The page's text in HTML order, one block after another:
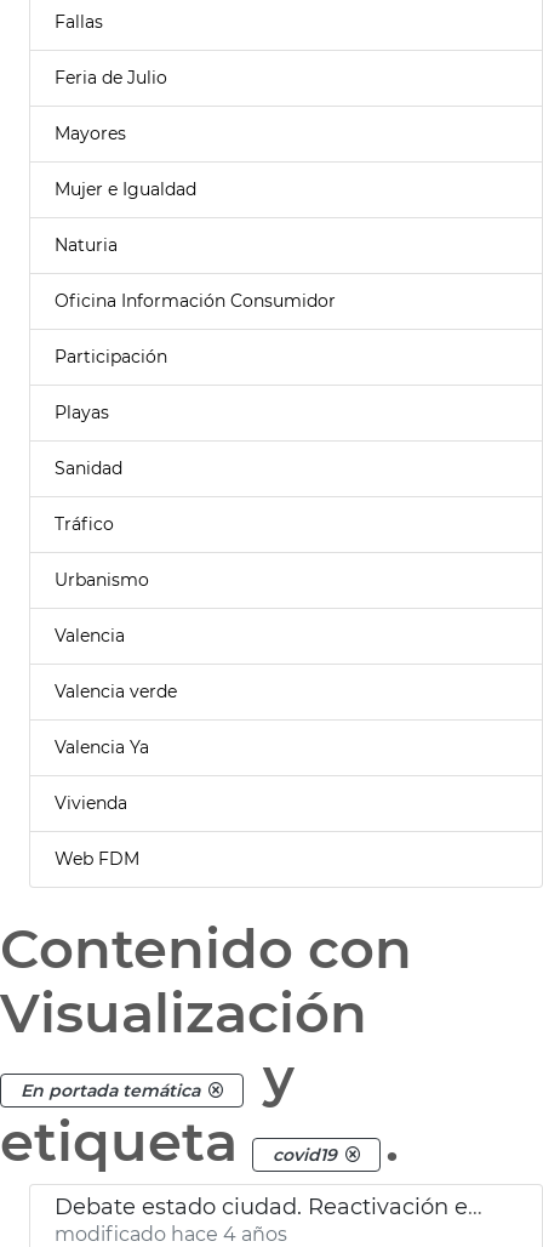
Fallas
Feria de Julio
Mayores
Mujer e Igualdad
Naturia
Oficina Información Consumidor
Participación
Playas
Sanidad
Tráfico
Urbanismo
Valencia
Valencia verde
Valencia Ya
Vivienda
Web FDM
Contenido con
Visualización
En portada temática
y
etiqueta
covid19 .
Debate estado ciudad. Reactivación económica
modificado hace 4 años